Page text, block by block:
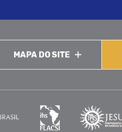
MAPA DO SITE